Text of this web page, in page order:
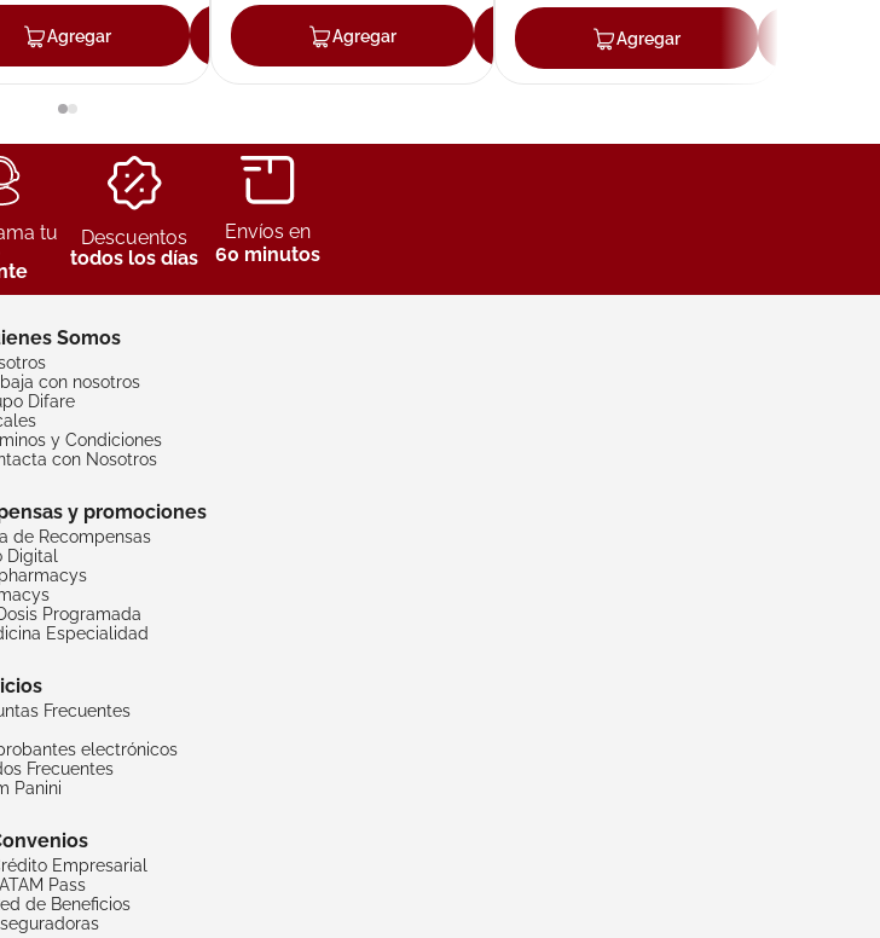
AgregarAgregar AgregarAgregar AgregarAgregar
tu
Descuentos
todos los días
Envíos en
60 minutos
Somos
con nosotros
Difare
y Condiciones
con Nosotros
y promociones
de Recompensas
Digital
Programada
Especialidad
Frecuentes
electrónicos
Frecuentes
Panini
Empresarial
Pass
de Beneficios